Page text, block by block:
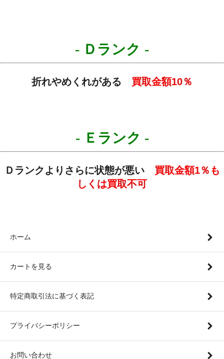
- Ｄランク -
折れやめくれがある 買取金額10％
- Ｅランク -
Ｄランクよりさらに状態が悪い 買取金額1％も
しくは買取不可
ホーム
カートを見る
特定商取引法に基づく表記
プライバシーポリシー
お問い合わせ